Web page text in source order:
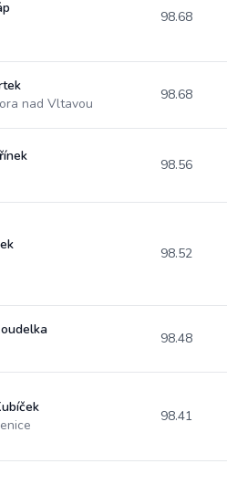
98.68
nad Vltavou
98.68
98.56
98.52
98.48
98.41